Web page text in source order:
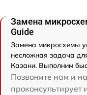
Замена
Guide
Замена микросхемы
несложная задача
Казани. Выполним
Позвоните нам и
проконсультирует